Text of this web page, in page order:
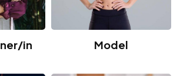
in Model